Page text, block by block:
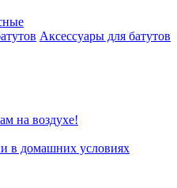
Аксессуары для батутов
на воздухе!
в домашних условиях